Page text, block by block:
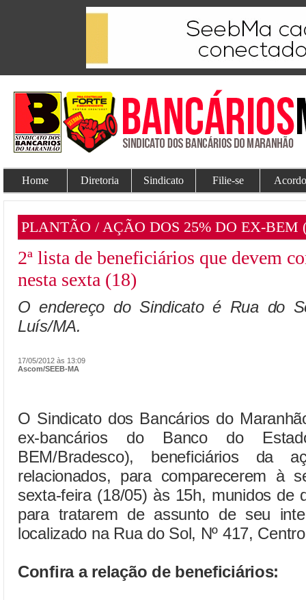
Home Diretoria Sindicato Filie-se
PLANTÃO / AÇÃO DOS 25% DO EX-BEM
2ª lista de beneficiários que devem
nesta sexta (18)
O endereço do Sindicato é Rua do
Luís/MA.
17/05/2012 às 13:09
Ascom/SEEB-MA
O Sindicato dos Bancários do
ex-bancários do Banco do
BEM/Bradesco), beneficiários da
relacionados, para comparecerem à
sexta-feira (18/05) às 15h, munidos de
para tratarem de assunto de seu
localizado na Rua do Sol, Nº 417,
Confira a relação de beneficiários: